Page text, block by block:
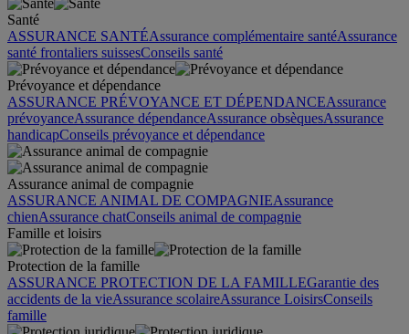
Santé
ASSURANCE SANTÉAssurance complémentaire santéAssurance
santé frontaliers suissesConseils santé
Prévoyance et dépendance
ASSURANCE PRÉVOYANCE ET DÉPENDANCEAssurance
prévoyanceAssurance dépendanceAssurance obsèquesAssurance
handicapConseils prévoyance et dépendance
Assurance animal de compagnie
ASSURANCE ANIMAL DE COMPAGNIEAssurance
chienAssurance chatConseils animal de compagnie
Famille et loisirs
Protection de la famille
ASSURANCE PROTECTION DE LA FAMILLEGarantie des
accidents de la vieAssurance scolaireAssurance LoisirsConseils
famille